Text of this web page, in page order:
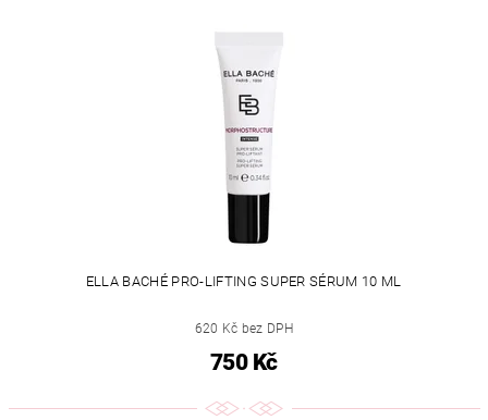
ELLA BACHÉ PRO-LIFTING SUPER SÉRUM 10 ML
620 Kč bez DPH
750 Kč